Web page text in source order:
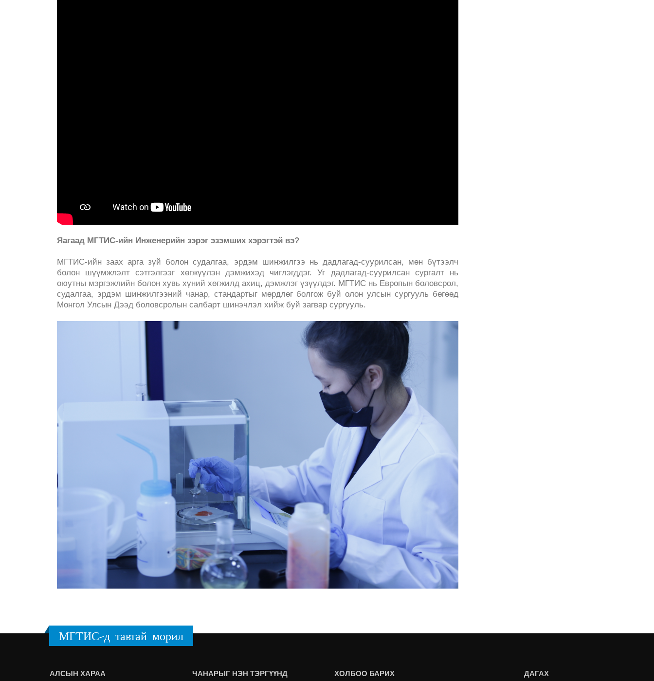
Яагаад МГТИС-ийн Инженерийн зэрэг эзэмших хэрэгтэй вэ?
МГТИС-ийн заах арга зүй болон судалгаа, эрдэм шинжилгээ нь дадлагад-суурилсан, мөн бүтээлч
болон шүүмжлэлт сэтгэлгээг хөгжүүлэн дэмжихэд чиглэгддэг. Уг дадлагад-суурилсан сургалт нь
оюутны мэргэжлийн болон хувь хүний хөгжилд ахиц, дэмжлэг үзүүлдэг. МГТИС нь Европын боловсрол,
судалгаа, эрдэм шинжилгээний чанар, стандартыг мөрдлөг болгож буй олон улсын сургууль бөгөөд
Монгол Улсын Дээд боловсролын салбарт шинэчлэл хийж буй загвар сургууль.
МГТИС-д тавтай морил
АЛСЫН ХАРАА ЧАНАРЫГ НЭН ТЭРГҮҮНД ХОЛБОО БАРИХ ДАГАХ